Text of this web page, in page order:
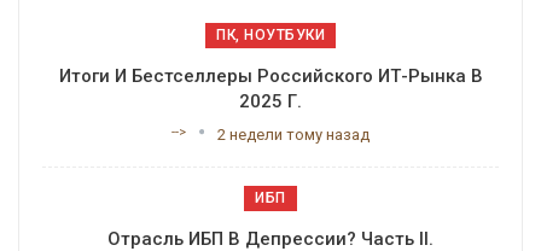
ПК, НОУТБУКИ
Итоги И Бестселлеры Российского ИТ-Рынка В
2025 Г.
--> 2 недели тому назад
ИБП
Отрасль ИБП В Депрессии? Часть II.